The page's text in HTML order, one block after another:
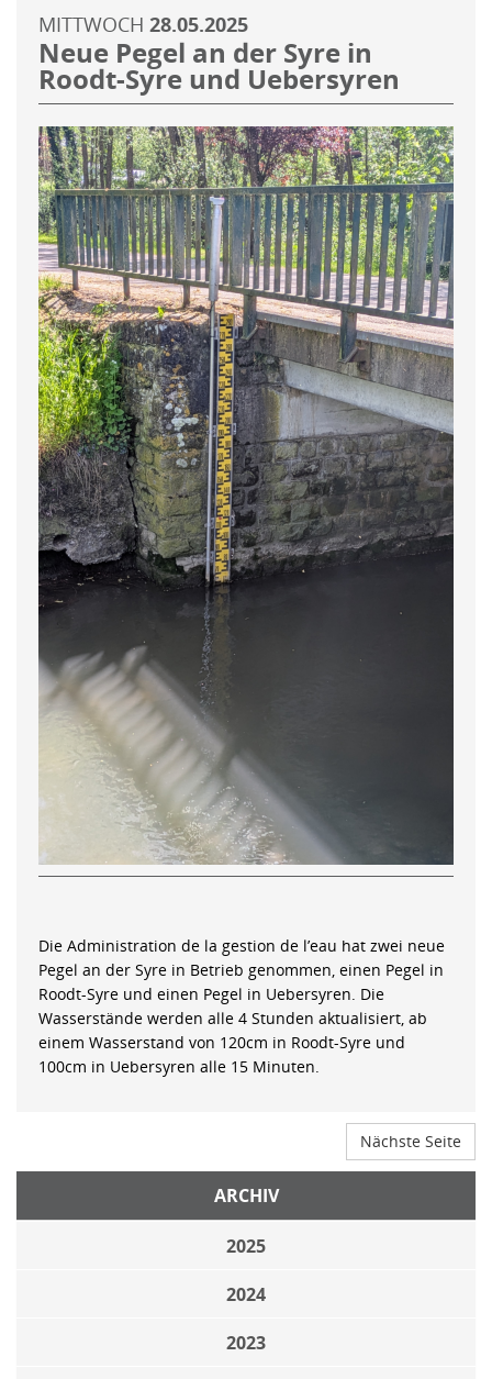
MITTWOCH 28.05.2025
Neue Pegel an der Syre in
Roodt-Syre und Uebersyren
Die Administration de la gestion de l’eau hat zwei neue
Pegel an der Syre in Betrieb genommen, einen Pegel in
Roodt-Syre und einen Pegel in Uebersyren. Die
Wasserstände werden alle 4 Stunden aktualisiert, ab
einem Wasserstand von 120cm in Roodt-Syre und
100cm in Uebersyren alle 15 Minuten.
Nächste Seite
ARCHIV
2025
2024
2023